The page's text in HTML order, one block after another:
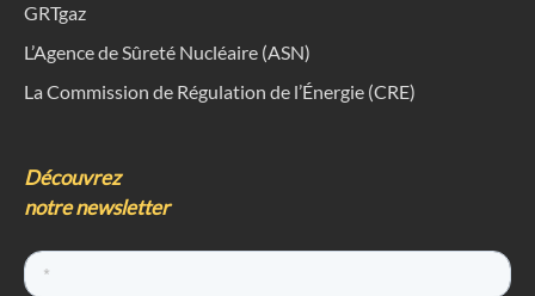
GRTgaz
L’Agence de Sûreté Nucléaire (ASN)
La Commission de Régulation de l’Énergie (CRE)
Découvrez
notre newsletter